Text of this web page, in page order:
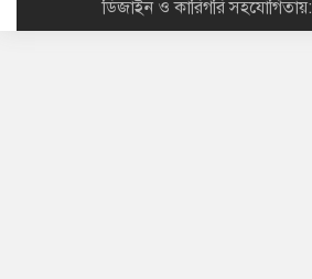
ডিজাইন ও কারিগরি সহযোগিতায়: